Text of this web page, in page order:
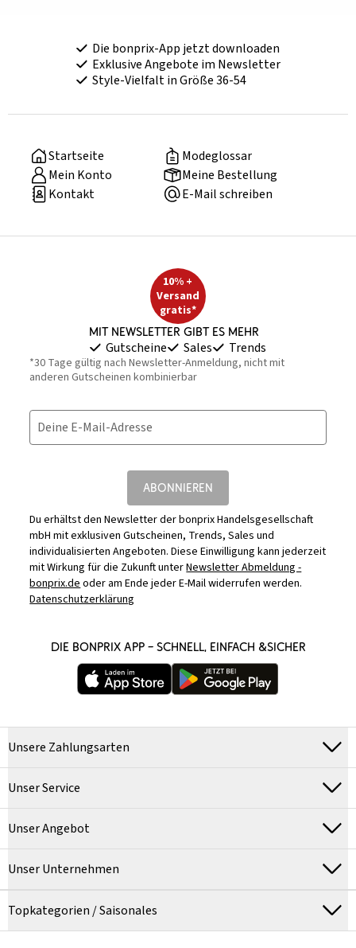
Die bonprix-App jetzt downloaden
Exklusive Angebote im Newsletter
Style-Vielfalt in Größe 36-54
Startseite
Modeglossar
Mein Konto
Meine Bestellung
Kontakt
E-Mail schreiben
10% +
Versand
gratis*
Mit Newsletter gibt es mehr
Gutscheine Sales Trends
*30 Tage gültig nach Newsletter-Anmeldung, nicht mit
anderen Gutscheinen kombinierbar
Deine E-Mail-Adresse
ABONNIEREN
Du erhältst den Newsletter der bonprix Handelsgesellschaft
mbH mit exklusiven Gutscheinen, Trends, Sales und
individualisierten Angeboten. Diese Einwilligung kann jederzeit
mit Wirkung für die Zukunft unterNewsletter Abmeldung -
bonprix.deoder am Ende jeder E-Mail widerrufen werden.
Datenschutzerklärung
DIE BONPRIX APP – SCHNELL, EINFACH &SICHER
Unsere Zahlungsarten
Unser Service
Unser Angebot
Unser Unternehmen
Topkategorien / Saisonales